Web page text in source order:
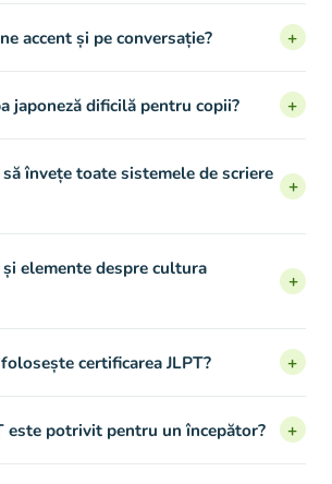
accent și pe conversație? +
japoneză dificilă pentru copii? +
învețe toate sistemele de scriere
+
elemente despre cultura
+
certificarea JLPT? +
este potrivit pentru un începător? +